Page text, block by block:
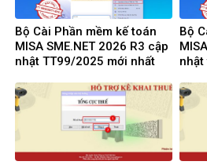
Bộ Cài Phần mềm kế toán
MISA SME.NET 2026 R3 cập
nhật TT99/2025 mới nhất
dẫn tải Download cài đặt
Bộ
dẫn